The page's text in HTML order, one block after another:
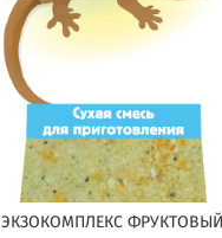
ЭКЗОКОМПЛЕКС ФРУКТОВЫЙ